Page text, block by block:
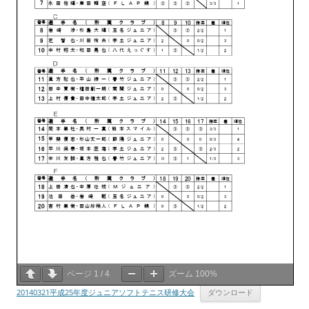
ページ 1 / 4 ズーム 100%
20140321平成25年度ジュニアソフトテニス研修大会 ダウンロード